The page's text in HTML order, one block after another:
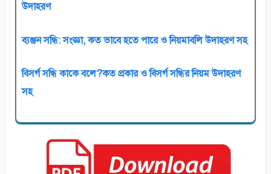
উদাহরণ
ব্যঞ্জন সন্ধি: সংজ্ঞা, কত ভাবে হতে পারে ও নিয়মাবলি উদাহরণ সহ
বিসর্গ সন্ধি কাকে বলে?কত প্রকার ও বিসর্গ সন্ধির নিয়ম উদাহরণ
সহ